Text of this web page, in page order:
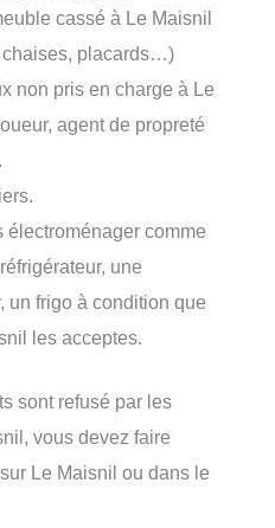
cassé à Le Maisnil
chaises, placards…)
non pris en charge à Le
agent de propreté
électroménager comme
une
un frigo à condition que
les acceptes.
sont refusé par les
vous devez faire
Le Maisnil ou dans le